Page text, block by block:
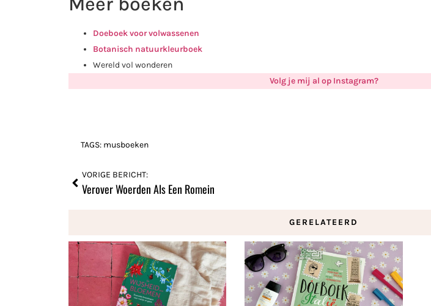
Doeboek voor volwassenen
Botanisch natuurkleurboek
Wereld vol wonderen
Volg je mij al op Instagram?
TAGS: musboeken
VORIGE BERICHT:
Verover Woerden Als Een Romein
GERELATEERD